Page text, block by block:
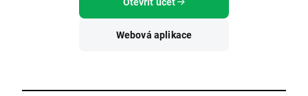
Webová aplikace